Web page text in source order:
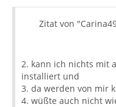
Zitat von
2. kann ich nichts mit
installiert und
3. da werden von mir
4. wüßte auch nicht